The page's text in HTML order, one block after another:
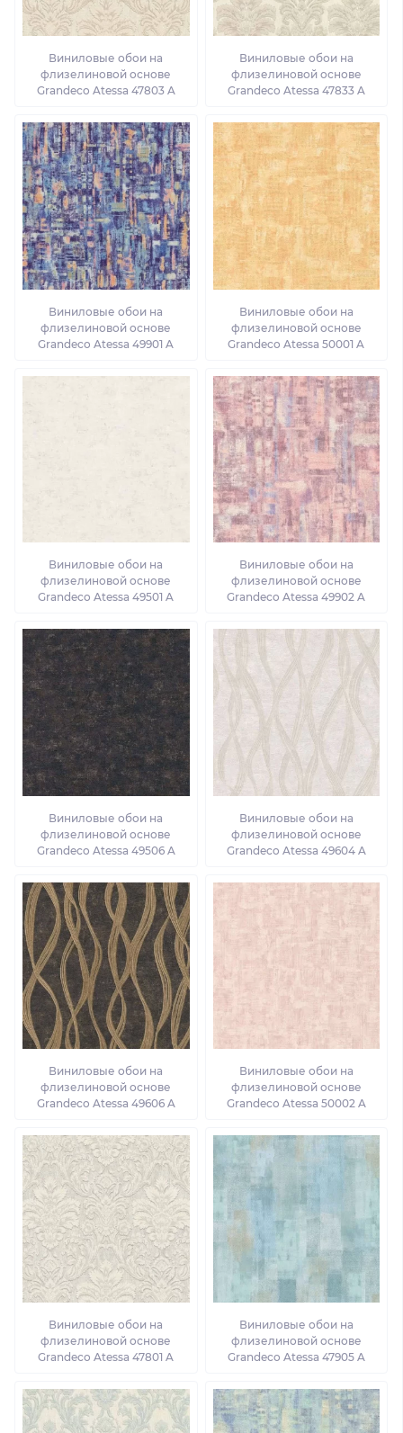
Виниловые обои на
флизелиновой основе
Grandeco Atessa 47803 A
Виниловые обои на
флизелиновой основе
Grandeco Atessa 47833 A
Виниловые обои на
флизелиновой основе
Grandeco Atessa 49901 A
Виниловые обои на
флизелиновой основе
Grandeco Atessa 50001 A
Виниловые обои на
флизелиновой основе
Grandeco Atessa 49501 A
Виниловые обои на
флизелиновой основе
Grandeco Atessa 49902 A
Виниловые обои на
флизелиновой основе
Grandeco Atessa 49506 A
Виниловые обои на
флизелиновой основе
Grandeco Atessa 49604 A
Виниловые обои на
флизелиновой основе
Grandeco Atessa 49606 A
Виниловые обои на
флизелиновой основе
Grandeco Atessa 50002 A
Виниловые обои на
флизелиновой основе
Grandeco Atessa 47801 A
Виниловые обои на
флизелиновой основе
Grandeco Atessa 47905 A